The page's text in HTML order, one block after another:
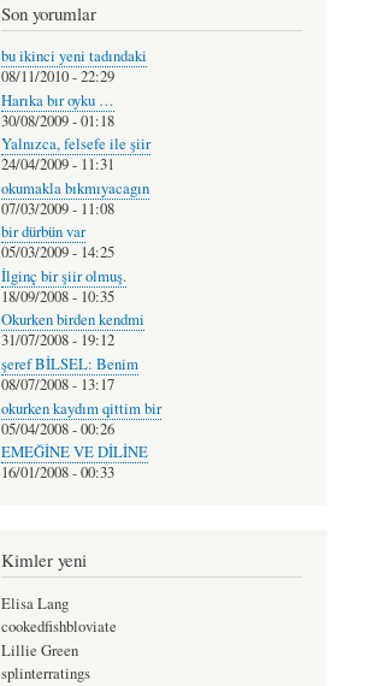
Son yorumlar
bu ikinci yeni tadındaki
08/11/2010 - 22:29
Harıka bır oyku …
30/08/2009 - 01:18
Yalnızca, felsefe ile şiir
24/04/2009 - 11:31
okumakla bıkmıyacagın
07/03/2009 - 11:08
bir dürbün var
05/03/2009 - 14:25
İlginç bir şiir olmuş.
18/09/2008 - 10:35
Okurken birden kendmi
31/07/2008 - 19:12
şeref BİLSEL: Benim
08/07/2008 - 13:17
okurken kaydım qittim bir
05/04/2008 - 00:26
EMEĞİNE VE DİLİNE
16/01/2008 - 00:33
Kimler yeni
Elisa Lang
cookedfishbloviate
Lillie Green
splinterratings